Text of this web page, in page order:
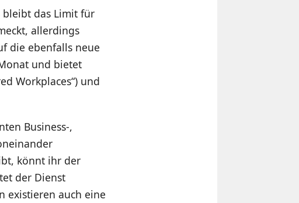
bleibt das Limit für
allerdings
die ebenfalls neue
und bietet
Workplaces“) und
Business-,
könnt ihr der
der Dienst
existieren auch eine